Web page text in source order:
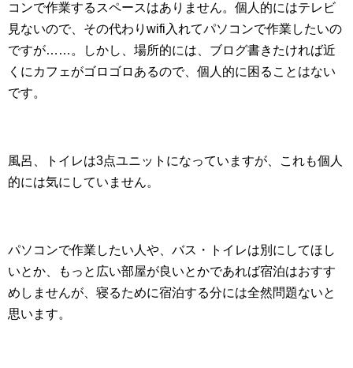
コンで作業するスペースはありません。個人的にはテレビ
見ないので、その代わりwifi入れてパソコンで作業したいの
ですが……。しかし、場所的には、ブログ書きたければ近
くにカフェがゴロゴロあるので、個人的に困ることはない
です。
風呂、トイレは3点ユニットになっていますが、これも個人
的には気にしていません。
パソコンで作業したい人や、バス・トイレは別にしてほし
いとか、もっと広い部屋が良いとかであれば宿泊はおすす
めしませんが、寝るために宿泊する分には全然問題ないと
思います。